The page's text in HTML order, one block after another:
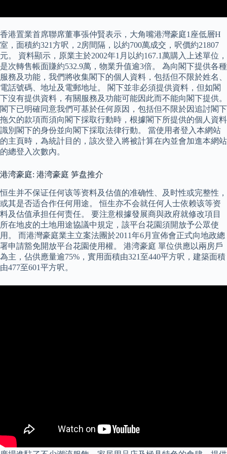
香港置業首席聯席董事張仲賢表示，大角嘴港灣豪庭1座低層H
室，面積約321方呎，2房間隔，以約700萬成交，呎價約21807
元。 資料顯示，原業主於2002年1月以約167.1萬購入上述單位，
是次轉售帳面賺約532.9萬，物業升值逾3倍。 為向閣下提供各種
服務及功能，我們將收集閣下的個人資料，包括但不限於姓名、
電話號碼、地址及電郵地址。 閣下並非必須提供資料，但如閣
下沒有提供資料，有關服務及功能可能因此而不能向閣下提供。
閣下已明確同意我們可基於任何原因，包括但不限於因追討閣下
拖欠的款項而須向閣下採取行動時，根據閣下所提供的個人資料
識別閣下的身份並向閣下採取法律行動。 當使用者登入本網站
的主頁時，為統計目的，該次登入將被計算在內並會加進本網站
的總登入次數內。
港湾豪庭: 港湾豪庭 笋盘推介
恒生并不保证任何该等资料及估值的准确性、及时性或完整性，
或其是否适合作任何用途。 恒生亦不会就任何人士依赖该等资
料及估值承担任何责任。 要注意根據發展商與政府就修改項目
所在地皮的土地用途協議中規定，該平台花園須開放予公眾使
用。 而港灣豪庭業主立案法團於2011年6月宣佈會正式向地政總
署申請豁免開放平台花園使用權。 港湾豪庭 單位供應以兩房戶
為主，佔供應量逾75%，實用面積由321至440平方呎，建築面積
由477至601平方呎。